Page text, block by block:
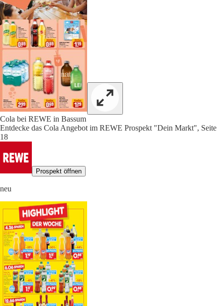
Cola bei REWE in Bassum
Entdecke das Cola Angebot im REWE Prospekt "Dein Markt", Seite
18
Prospekt öffnen
neu